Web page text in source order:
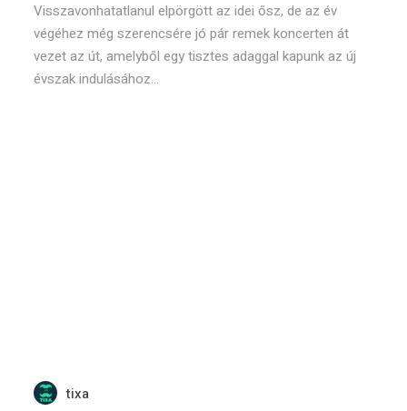
Visszavonhatatlanul elpörgött az idei ősz, de az év
végéhez még szerencsére jó pár remek koncerten át
vezet az út, amelyből egy tisztes adaggal kapunk az új
évszak indulásához...
tixa